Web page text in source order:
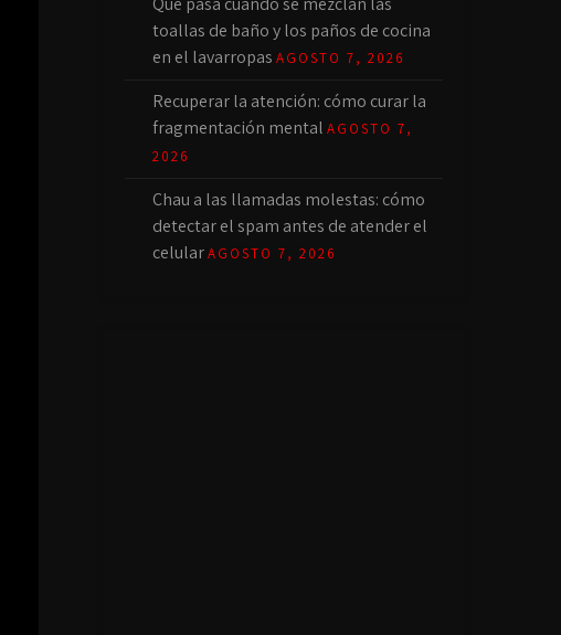
toallas de baño y los paños de cocina
en el lavarropas AGOSTO 7, 2026
Recuperar la atención: cómo curar la
fragmentación mental AGOSTO 7,
2026
Chau a las llamadas molestas: cómo
detectar el spam antes de atender el
celular AGOSTO 7, 2026